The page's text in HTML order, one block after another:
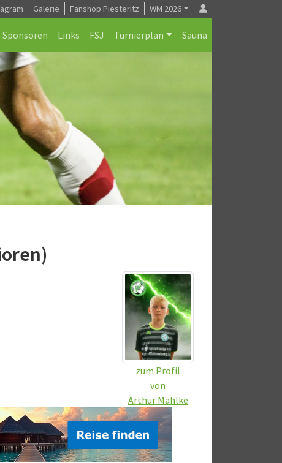
Galerie Fanshop Piesteritz WM 2026
Sponsoren Links FSJ Turnierplan Sauna
zum Profil
von
Arthur Mahlke